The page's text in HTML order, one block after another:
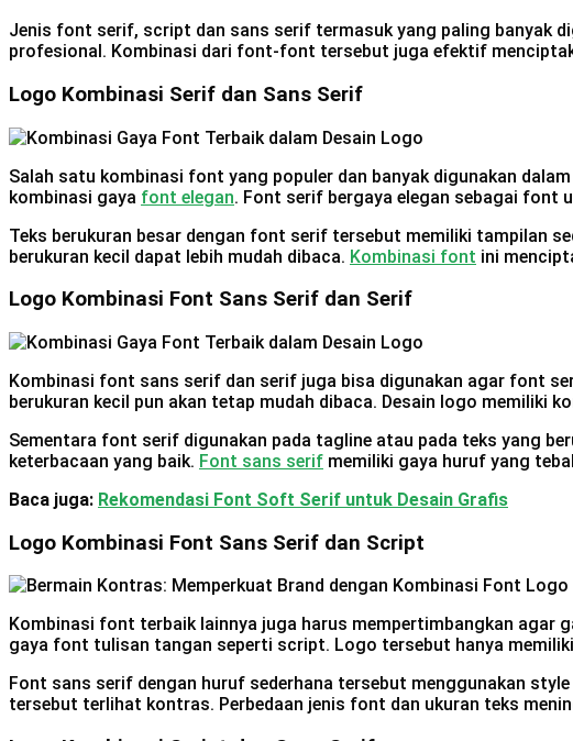
Jenis font serif, script dan sans serif termasuk yang paling banyak
profesional. Kombinasi dari font-font tersebut juga efektif
Logo Kombinasi Serif dan Sans Serif
Salah satu kombinasi font yang populer dan banyak digunakan
kombinasi gaya font elegan. Font serif bergaya elegan sebagai font
Teks berukuran besar dengan font serif tersebut memiliki tampilan
berukuran kecil dapat lebih mudah dibaca. Kombinasi font ini
Logo Kombinasi Font Sans Serif dan Serif
Kombinasi font sans serif dan serif juga bisa digunakan agar font
berukuran kecil pun akan tetap mudah dibaca. Desain logo
Sementara font serif digunakan pada tagline atau pada teks yang
keterbacaan yang baik. Font sans serif memiliki gaya huruf yang
Baca juga: Rekomendasi Font Soft Serif untuk Desain Grafis
Logo Kombinasi Font Sans Serif dan Script
Kombinasi font terbaik lainnya juga harus mempertimbangkan agar
gaya font tulisan tangan seperti script. Logo tersebut hanya
Font sans serif dengan huruf sederhana tersebut menggunakan
tersebut terlihat kontras. Perbedaan jenis font dan ukuran teks